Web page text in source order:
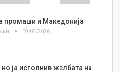
промаши и Македонија
09/08/2026
ја исполнив желбата на